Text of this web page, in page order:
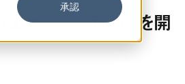
承認
エセシブヤテン）」を開